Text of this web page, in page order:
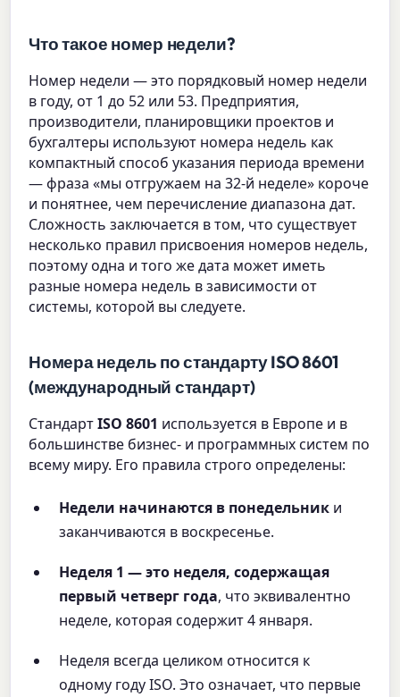
Что такое номер недели?
Номер недели — это порядковый номер недели
в году, от 1 до 52 или 53. Предприятия,
производители, планировщики проектов и
бухгалтеры используют номера недель как
компактный способ указания периода времени
— фраза «мы отгружаем на 32-й неделе» короче
и понятнее, чем перечисление диапазона дат.
Сложность заключается в том, что существует
несколько правил присвоения номеров недель,
поэтому одна и того же дата может иметь
разные номера недель в зависимости от
системы, которой вы следуете.
Номера недель по стандарту ISO 8601
(международный стандарт)
СтандартISO 8601 используется в Европе и в
большинстве бизнес- и программных систем по
всему миру. Его правила строго определены:
Недели начинаются в понедельник и
заканчиваются в воскресенье.
Неделя 1 — это неделя, содержащая
первый четверг года, что эквивалентно
неделе, которая содержит 4 января.
Неделя всегда целиком относится к
одному году ISO. Это означает, что первые